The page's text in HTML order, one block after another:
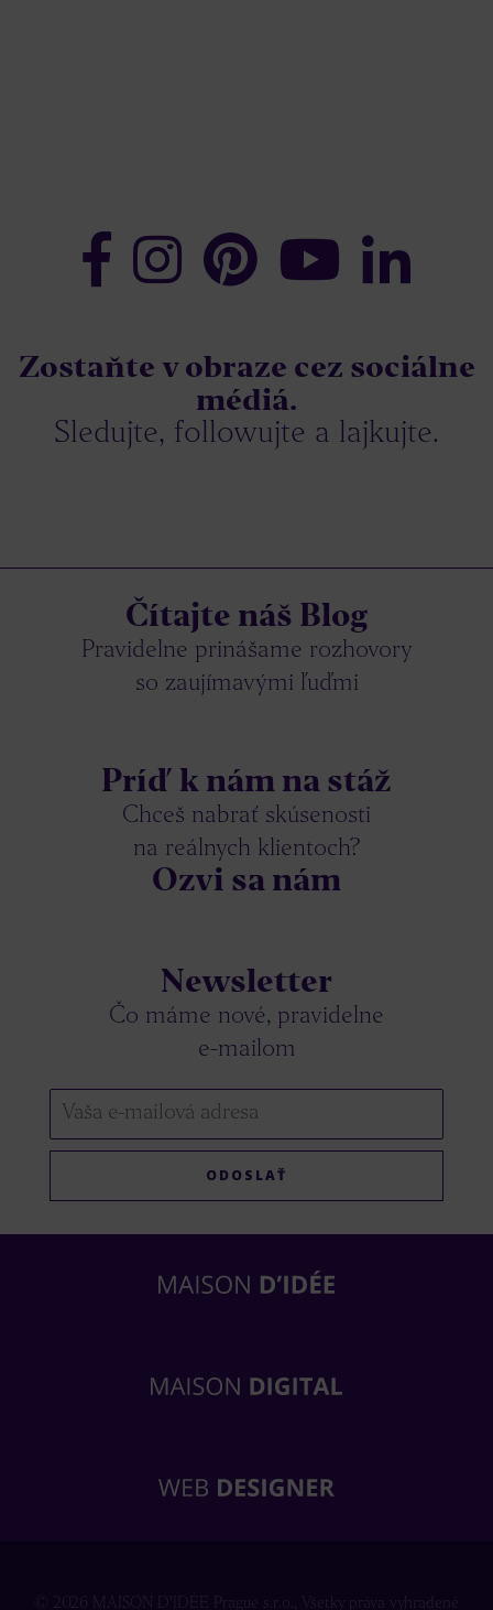
Zostaňte v obraze cez sociálne
médiá.
Sledujte, followujte a lajkujte.
Čítajte náš Blog
Pravidelne prinášame rozhovory
so zaujímavými ľuďmi
Príď k nám na stáž
Chceš nabrať skúsenosti
na reálnych klientoch?
Ozvi sa nám
Newsletter
Čo máme nové, pravidelne
e-mailom
ODOSLAŤ
© 2026 MAISON D'IDÉE Prague s.r.o., Všetky práva vyhradené